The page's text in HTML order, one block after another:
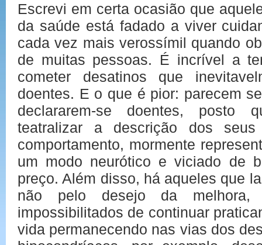
Escrevi em certa ocasião que
da saúde está fadado a viver
cada vez mais verossímil quando
de muitas pessoas. É incrível a
cometer desatinos que
doentes. E o que é pior: parecem
declararem-se doentes, posto
teatralizar a descrição dos
comportamento, mormente
um modo neurótico e viciado de
preço. Além disso, há aqueles que
não pelo desejo da
impossibilitados de continuar
vida permanecendo nas vias dos